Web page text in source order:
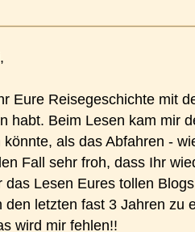
Eure Reisegeschichte mit
habt. Beim Lesen kam mir
als das Abfahren -
Fall sehr froh, dass Ihr
das Lesen Eures tollen
den letzten fast 3 Jahren zu
wird mir fehlen!!